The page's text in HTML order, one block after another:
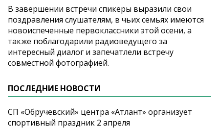
В завершении встречи спикеры выразили свои
поздравления слушателям, в чьих семьях имеются
новоиспеченные первоклассники этой осени, а
также поблагодарили радиоведущего за
интересный диалог и запечатлели встречу
совместной фотографией.
ПОСЛЕДНИЕ НОВОСТИ
СП «Обручевский» центра «Атлант» организует
спортивный праздник 2 апреля